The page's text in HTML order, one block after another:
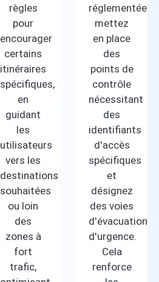
règles
pour
encourager
certains
itinéraires
spécifiques,
en
guidant
les
utilisateurs
vers les
destinations
souhaitées
ou loin
des
zones à
fort
trafic,
réglementées,
mettez
en place
des
points de
contrôle
nécessitant
des
identifiants
d'accès
spécifiques
et
désignez
des voies
d'évacuation
d'urgence.
Cela
renforce